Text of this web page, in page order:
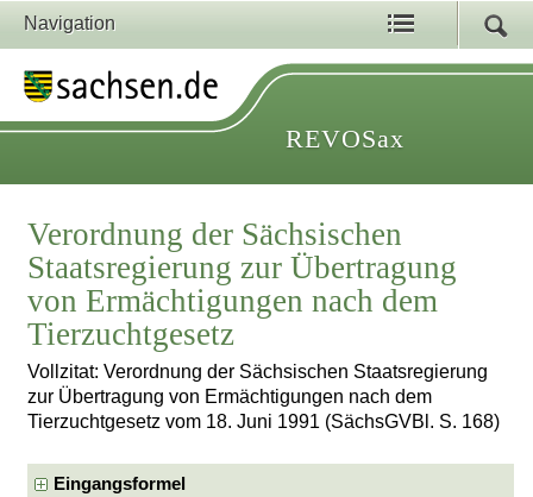
Navigation
REVOSax
Verordnung der Sächsischen
Staatsregierung zur Übertragung
von Ermächtigungen nach dem
Tierzuchtgesetz
Vollzitat: Verordnung der Sächsischen Staatsregierung
zur Übertragung von Ermächtigungen nach dem
Tierzuchtgesetz vom 18. Juni 1991 (SächsGVBl. S. 168)
Eingangsformel